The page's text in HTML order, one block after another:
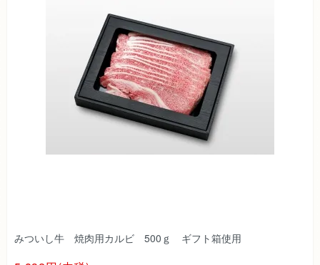
みついし牛 焼肉用カルビ 500ｇ ギフト箱使用